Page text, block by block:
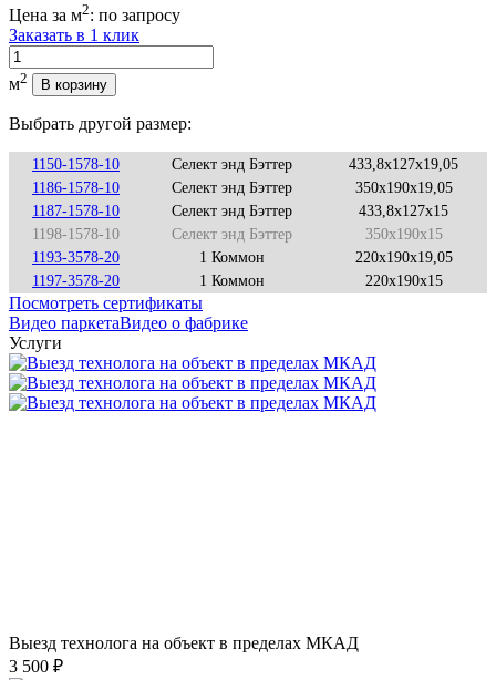
Цена за м2: по запросу
Заказать в 1 клик
Количество
м2 В корзину
Выбрать другой размер:
1150-1578-10 Селект энд Бэттер
433,8x127x19,05
1186-1578-10
Селект энд Бэттер
350x190x19,05
1187-1578-10
Селект энд Бэттер
433,8x127x15
1198-1578-10
Селект энд Бэттер
350x190x15
1193-3578-20
1 Коммон
220x190x19,05
1197-3578-20
1 Коммон 220x190x15
Посмотреть сертификаты
Видео паркетаВидео о фабрике
Услуги
Выезд технолога на объект в пределах МКАД
3 500 ₽